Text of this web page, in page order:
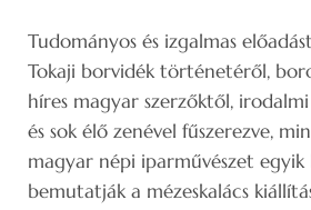
Tudományos és izgalmas
Tokaji borvidék történetéről,
híres magyar szerzőktől,
és sok élő zenével fűszerezve,
magyar népi iparművészet egyik
bemutatják a mézeskalács